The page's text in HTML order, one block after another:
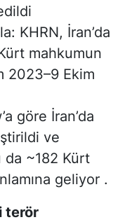
KHRN, İran’da
mahkumun
2023–9 Ekim
göre İran’da
ve
da ~182 Kürt
geliyor .
terör